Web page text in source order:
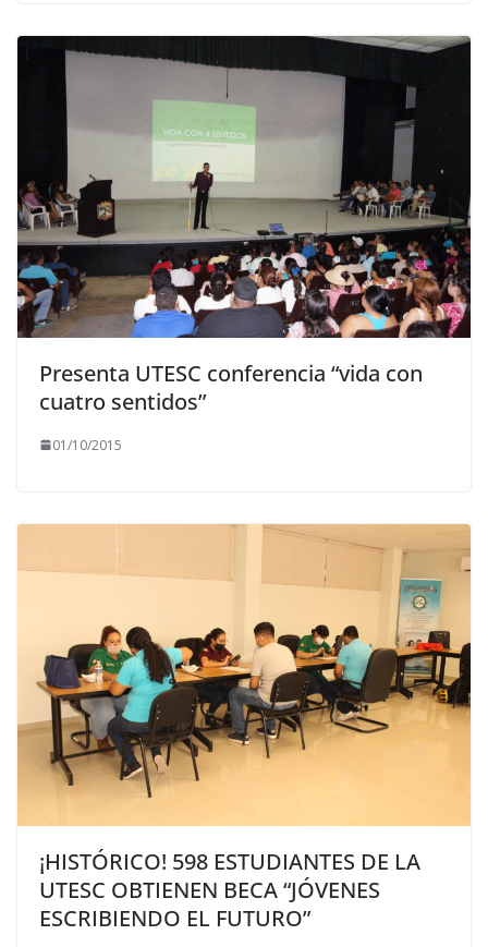
Presenta UTESC conferencia “vida con
cuatro sentidos”
01/10/2015
¡HISTÓRICO! 598 ESTUDIANTES DE LA
UTESC OBTIENEN BECA “JÓVENES
ESCRIBIENDO EL FUTURO”